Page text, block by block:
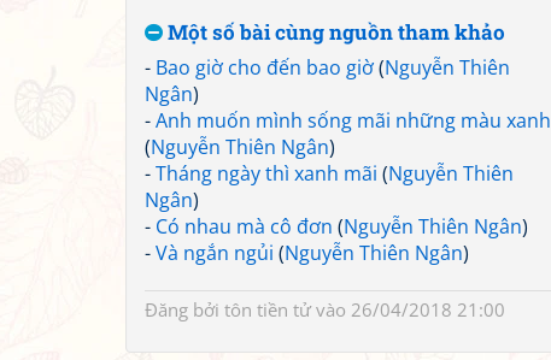
Một số bài cùng nguồn tham khảo
- Bao giờ cho đến bao giờ(Nguyễn Thiên
Ngân)
-Anh muốn mình sống mãi những màu xanh
(Nguyễn Thiên Ngân)
-Tháng ngày thì xanh mãi (Nguyễn Thiên
Ngân)
- Có nhau mà cô đơn (Nguyễn Thiên Ngân)
-Và ngắn ngủi (Nguyễn Thiên Ngân)
Đăng bởi tôn tiền tửvào 26/04/2018 21:00